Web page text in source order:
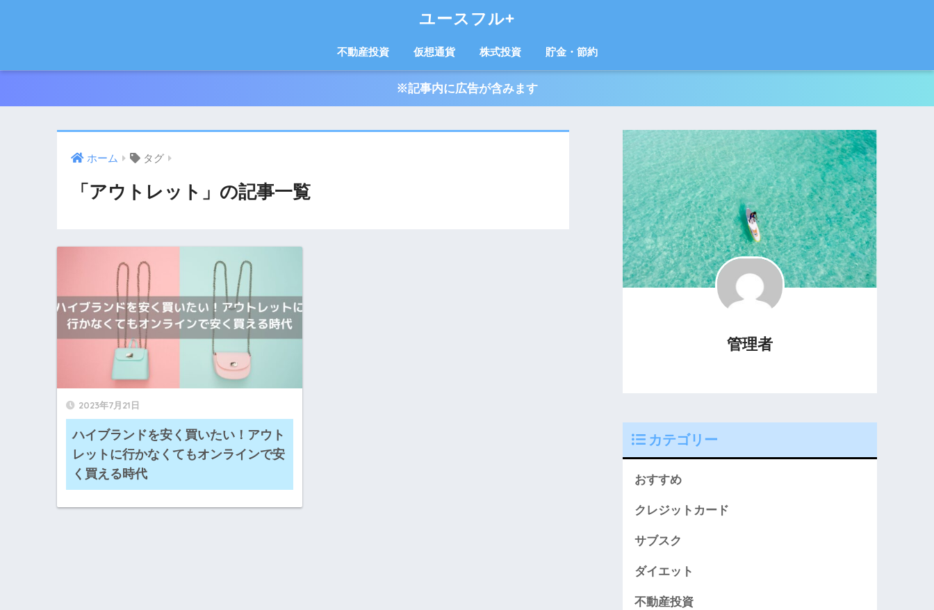
ユースフル+
不動産投資 仮想通貨 株式投資 貯金・節約
※記事内に広告が含みます
ホーム タグ
「アウトレット」の記事一覧
2023年7月21日
ハイブランドを安く買いたい！アウト
レットに行かなくてもオンラインで安
く買える時代
管理者
カテゴリー
おすすめ
クレジットカード
サブスク
ダイエット
不動産投資